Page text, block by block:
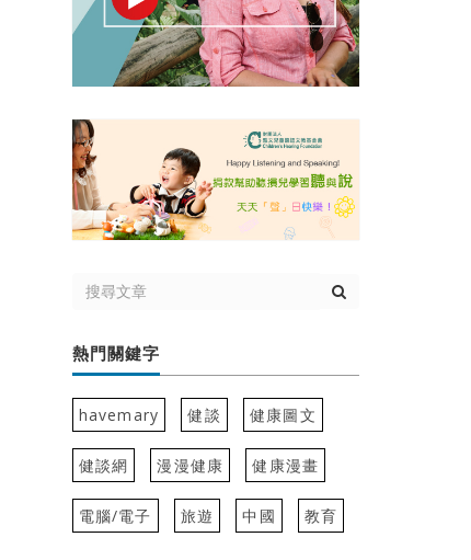
熱門關鍵字
havemary 健談 健康圖文
健談網 漫漫健康 健康漫畫
電腦/電子 旅遊 中國 教育